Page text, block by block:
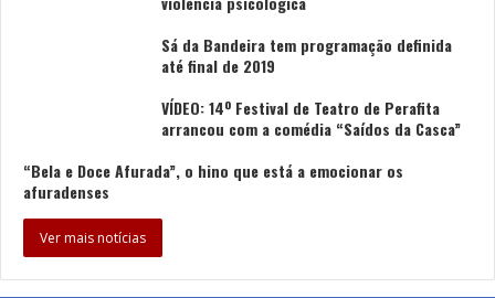
Sá da Bandeira tem programação definida
até final de 2019
VÍDEO: 14º Festival de Teatro de Perafita
arrancou com a comédia “Saídos da Casca”
“Bela e Doce Afurada”, o hino que está a emocionar os
afuradenses
Ver mais notícias